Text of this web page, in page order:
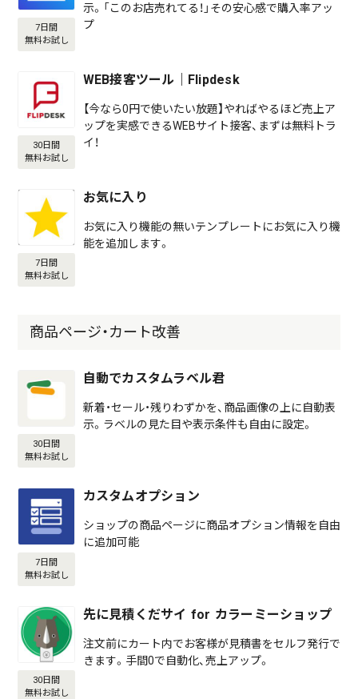
7日間
無料お試し
示。「このお店売れてる！」その安心感で購入率アッ
プ
30日間
無料お試し
WEB接客ツール｜Flipdesk
【今なら0円で使いたい放題】やればやるほど売上ア
ップを実感できるWEBサイト接客、まずは無料トラ
イ！
7日間
無料お試し
お気に入り
お気に入り機能の無いテンプレートにお気に入り機
能を追加します。
商品ページ・カート改善
30日間
無料お試し
自動でカスタムラベル君
新着・セール・残りわずかを、商品画像の上に自動表
示。ラベルの見た目や表示条件も自由に設定。
7日間
無料お試し
カスタムオプション
ショップの商品ページに商品オプション情報を自由
に追加可能
30日間
無料お試し
先に見積くだサイ for カラーミーショップ
注文前にカート内でお客様が見積書をセルフ発行で
きます。手間0で自動化、売上アップ。